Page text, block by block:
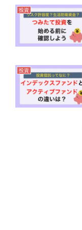
投資
投資